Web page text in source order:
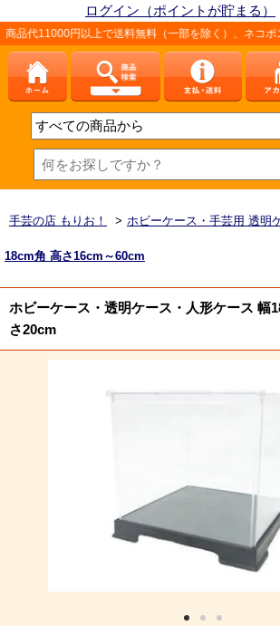
ログイン（ポイントが貯まる）
以上で送料無料（一部を除く）、ネコポス1通250
手芸の店 もりお！ > ホビーケース・手芸用 透明
18cm角 高さ16cm～60cm
ホビーケース・透明ケース・人形ケース 幅
さ20cm